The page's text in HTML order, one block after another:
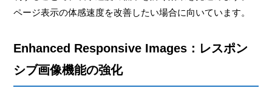
ページ表示の体感速度を改善したい場合に向いています。
Enhanced Responsive Images：レスポン
シブ画像機能の強化